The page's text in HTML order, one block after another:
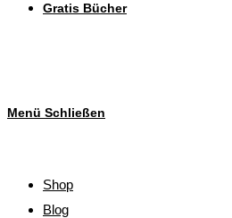
Gratis Bücher
Menü Schließen
Shop
Blog